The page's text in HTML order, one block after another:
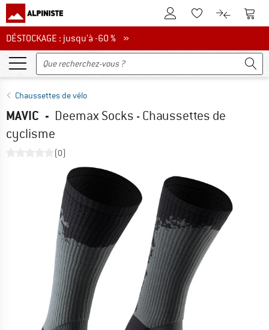
Vers le compte client
Vers la liste
Vers le
DÉSTOCKAGE : jusqu'à -60 %
DÉSTOCKAGE : jusqu'à -60 % »
Chaussettes de vélo
MAVIC - Deemax Socks - Chaussettes de
cyclisme
(0)